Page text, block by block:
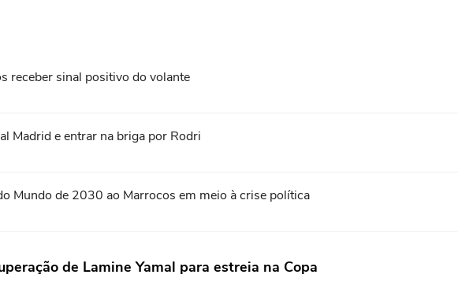
receber sinal positivo do volante
Madrid e entrar na briga por Rodri
Mundo de 2030 ao Marrocos em meio à crise política
de Lamine Yamal para estreia na Copa